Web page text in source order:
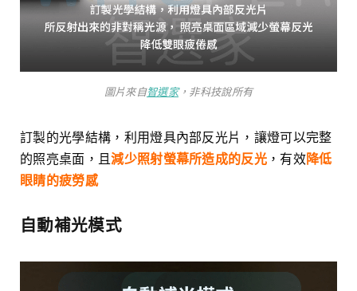
圖片來自智選家，非科技說所有
訂製的光學結構，利用燈具內部反光片，讓燈可以完整
的照亮桌面，且減少照射螢幕所造成的反光 ，有效降低
眼睛的疲勞感
自動補光模式